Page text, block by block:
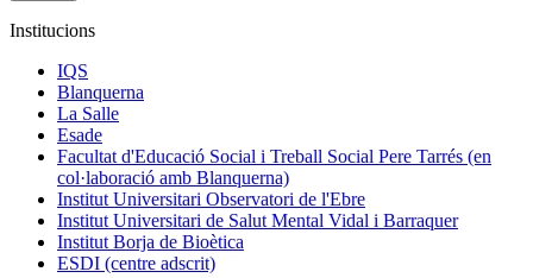
Institucions
IQS
Blanquerna
La Salle
Esade
Facultat d'Educació Social i Treball Social Pere Tarrés (en
col·laboració amb Blanquerna)
Institut Universitari Observatori de l'Ebre
Institut Universitari de Salut Mental Vidal i Barraquer
Institut Borja de Bioètica
ESDI (centre adscrit)